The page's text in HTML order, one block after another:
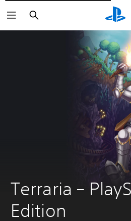
Rechercher
Terraria –
Edition